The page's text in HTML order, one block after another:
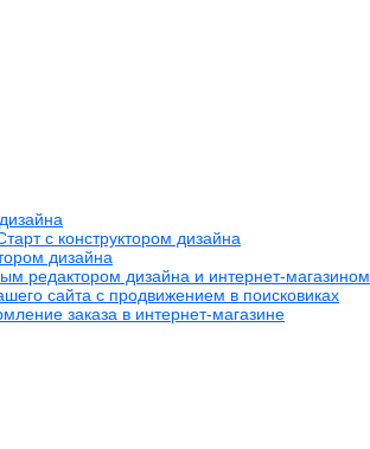
с конструктором дизайна
дизайна
редактором дизайна и интернет-магазином
сайта с продвижением в поисковиках
заказа в интернет-магазине